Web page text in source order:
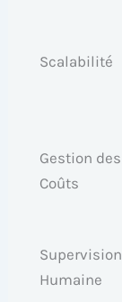
Scalabilité
Gestion des
Coûts
Supervision
Humaine